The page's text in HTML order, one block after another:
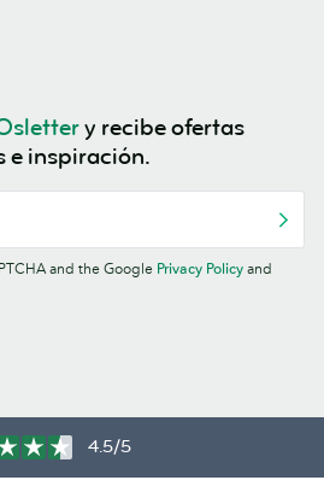
y recibe ofertas
e inspiración.
and the Google Privacy Policy and
4.5/5